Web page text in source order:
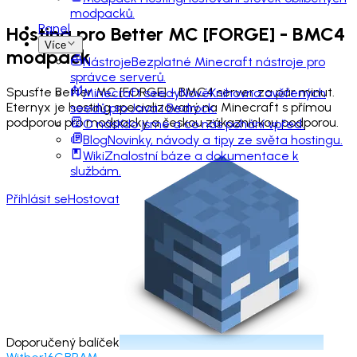
modpacků.
Panel
Více
NástrojeBezplatné Minecraft nástroje pro
správce serverů.
Minecraft seedyNovéKnihovna ověřených
seedů pro Java i Bedrock.
O násKdo jsme a co nás pohání vpřed.
BlogNovinky, návody a tipy ze světa hostingu.
WikiZnalostní báze a dokumentace k
službám.
Přihlásit seHostovat
Hosting pro Better MC [FORGE] - BMC4
modpack
Spusťte Better MC [FORGE] - BMC4 server za pár minut.
Eternyx je hosting specializovaný na Minecraft s přímou
podporou pro modpacky a českou zákaznickou podporou.
Doporučený balíček